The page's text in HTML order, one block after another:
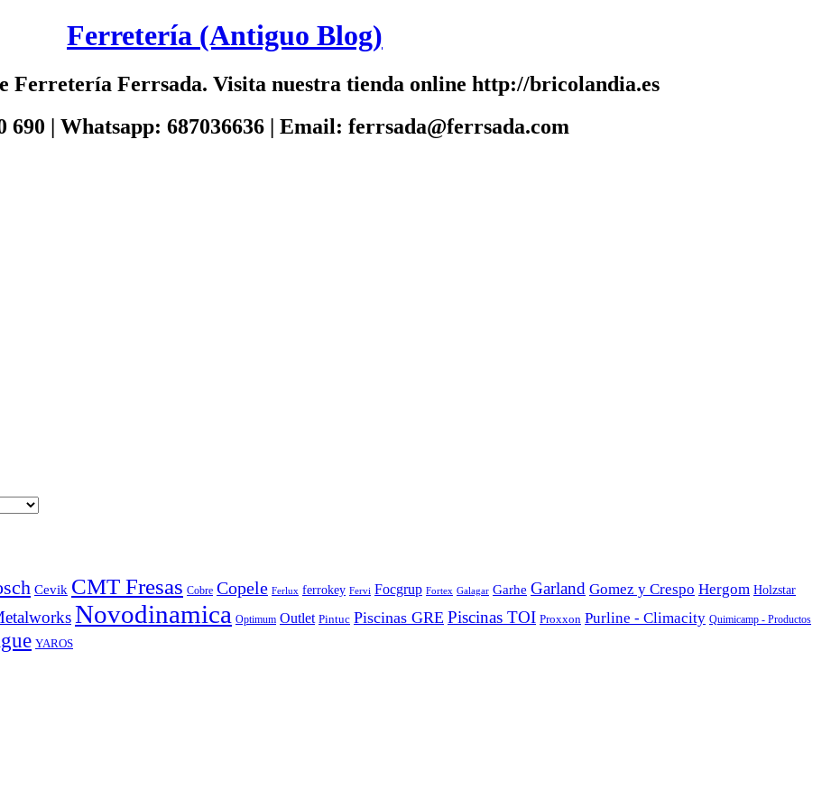
Ferretería (Antiguo Blog)
Ferretería Ferrsada. Visita nuestra tienda online http://bricolandia.es
690 | Whatsapp: 687036636 | Email: ferrsada@ferrsada.com
Cevik CMT Fresas Cobre Copele Ferlux ferrokey Fervi Focgrup Fortex Galagar Garhe Garland Gomez y Crespo Hergom Holzstar
Novodinamica Optimum Outlet Pintuc Piscinas GRE Piscinas TOI Proxxon Purline - Climacity Quimicamp - Productos
YAROS